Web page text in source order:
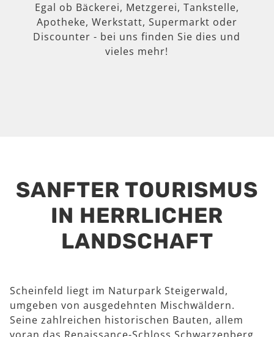
Egal ob Bäckerei, Metzgerei, Tankstelle,
Apotheke, Werkstatt, Supermarkt oder
Discounter - bei uns finden Sie dies und
vieles mehr!
SANFTER TOURISMUS
IN HERRLICHER
LANDSCHAFT
Scheinfeld liegt im Naturpark Steigerwald,
umgeben von ausgedehnten Mischwäldern.
Seine zahlreichen historischen Bauten, allem